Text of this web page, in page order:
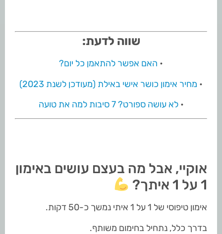
שווה לדעת:
האם אפשר להתאמן כל יום?
מחיר אימון כושר אישי באילת (מעודכן לשנת 2023)
•לא עושה ספורט? 7 סיבות למה את טועה
אוקיי, אבל מה בעצם עושים באימון
1 על 1 איתך?
אימון טיפוסי של 1 על 1 איתי נמשך כ-50 דקות.
בדרך כלל, נתחיל בחימום משותף.